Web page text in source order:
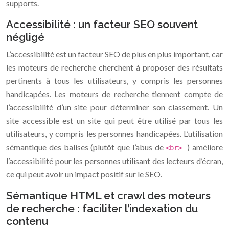
supports.
Accessibilité : un facteur SEO souvent
négligé
L’accessibilité est un facteur SEO de plus en plus important, car
les moteurs de recherche cherchent à proposer des résultats
pertinents à tous les utilisateurs, y compris les personnes
handicapées. Les moteurs de recherche tiennent compte de
l’accessibilité d’un site pour déterminer son classement. Un
site accessible est un site qui peut être utilisé par tous les
utilisateurs, y compris les personnes handicapées. L’utilisation
sémantique des balises (plutôt que l’abus de<br> ) améliore
l’accessibilité pour les personnes utilisant des lecteurs d’écran,
ce qui peut avoir un impact positif sur le SEO.
Sémantique HTML et crawl des moteurs
de recherche : faciliter l’indexation du
contenu